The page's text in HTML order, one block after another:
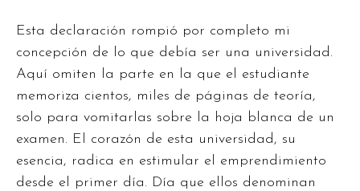
Esta declaración rompió por completo mi
concepción de lo que debía ser una universidad.
Aquí omiten la parte en la que el estudiante
memoriza cientos, miles de páginas de teoría,
solo para vomitarlas sobre la hoja blanca de un
examen. El corazón de esta universidad, su
esencia, radica en estimular el emprendimiento
desde el primer día. Día que ellos denominan